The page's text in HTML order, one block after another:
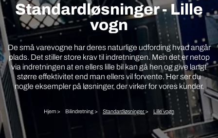
Standardløsninger - Lille
vogn
De små varevogne har deres naturlige udfording hvad angår
plads. Det stiller store krav til indretningen. Men det er netop
via indretningen at en ellers lille bil kan gå hen og give langt
større effektivitet end man ellers vil forvente. Her ser du
nogle eksempler på løsninger, der virker for vores kunder.
Hjem > Bilindretning > Standardløsninger> Lille vogn